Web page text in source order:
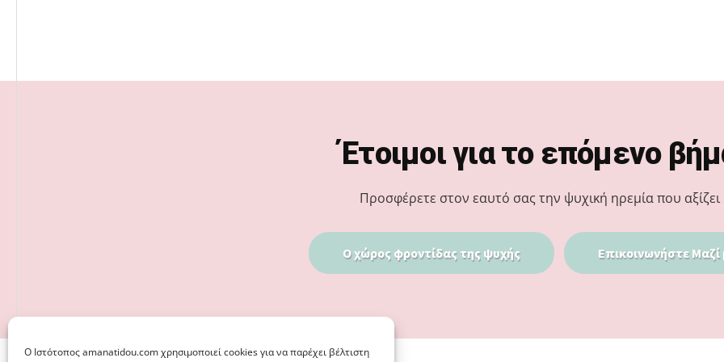
Ο Iστότοπος amanatidou.com χρησιμοποιεί cookies για να παρέχει βέλτιστη
Έτοιμοι για το επόμενο
Προσφέρετε στον εαυτό σας την ψυχική ηρεμία που αξίζει
Ο χώρος φροντίδας της ψυχής Επικοινωνήστε Μαζί